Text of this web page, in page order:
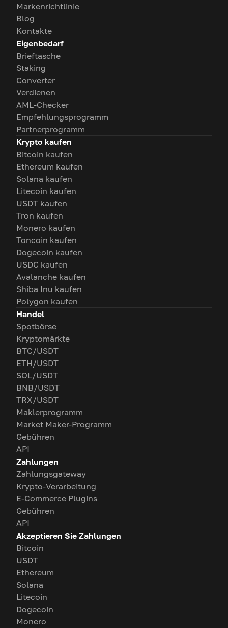
Markenrichtlinie
Blog
Kontakte
Eigenbedarf
Brieftasche
Staking
Converter
Verdienen
AML-Checker
Empfehlungsprogramm
Partnerprogramm
Krypto kaufen
Bitcoin kaufen
Ethereum kaufen
Solana kaufen
Litecoin kaufen
USDT kaufen
Tron kaufen
Monero kaufen
Toncoin kaufen
Dogecoin kaufen
USDC kaufen
Avalanche kaufen
Shiba Inu kaufen
Polygon kaufen
Handel
Spotbörse
Kryptomärkte
BTC/USDT
ETH/USDT
SOL/USDT
BNB/USDT
TRX/USDT
Maklerprogramm
Market Maker-Programm
Gebühren
API
Zahlungen
Zahlungsgateway
Krypto-Verarbeitung
E-Commerce Plugins
Gebühren
API
Akzeptieren Sie Zahlungen
Bitcoin
USDT
Ethereum
Solana
Litecoin
Dogecoin
Monero